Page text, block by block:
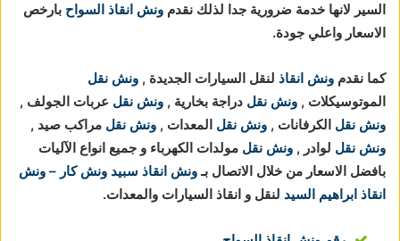
السير لانها خدمة ضرورية جدا لذلك نقدم ونش انقاذ السواح بارخص
الاسعار واعلي جودة.
كما نقدم ونش انقاذ لنقل السيارات الجديدة , ونش نقل
الموتوسيكلات , ونش نقل دراجة بخارية , ونش نقل عربات الجولف ,
ونش نقل الكرفانات , ونش نقل المعدات , ونش نقل مراكب صيد ,
ونش نقل لوادر , ونش نقل مولدات الكهرباء و جميع انواع الآليات
بافضل الاسعار من خلال الاتصال بـونش انقاذ سبيد ونش كار – ونش
انقاذ ابراهيم السيد لنقل و انقاذ السيارات والمعدات.